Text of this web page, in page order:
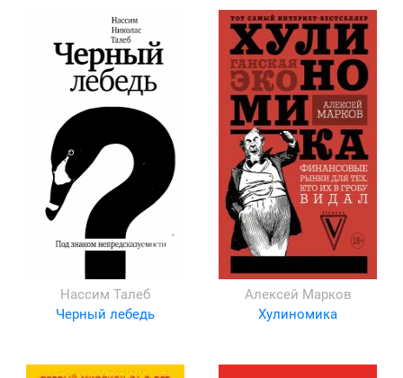
Нассим Талеб
Черный лебедь
Алексей Марков
Хулиномика